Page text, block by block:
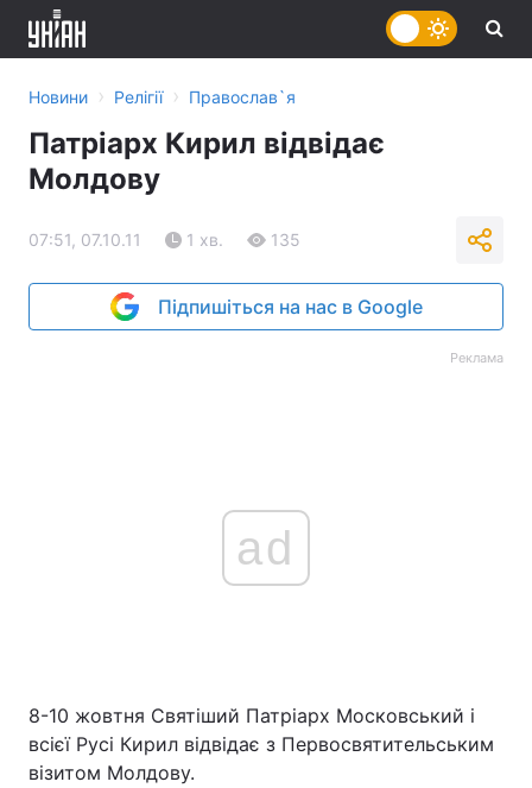
Новини › Релігії › Православ`я
Патріарх Кирил відвідає
Молдову
07:51, 07.10.11 1 хв. 135
Підпишіться на нас в Google
Реклама
ad
8-10 жовтня Святіший Патріарх Московський і
всієї Русі Кирил відвідає з Первосвятительським
візитом Молдову.